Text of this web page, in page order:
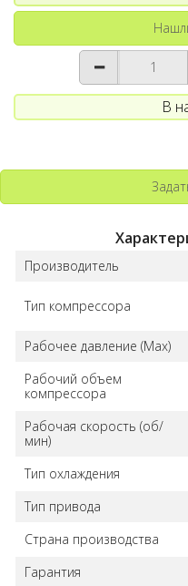
В
Производитель
Тип компрессора
Рабочее давление (Max)
Рабочий объем
компрессора
Рабочая скорость (об/
мин)
Тип охлаждения
Тип привода
Страна производства
Гарантия